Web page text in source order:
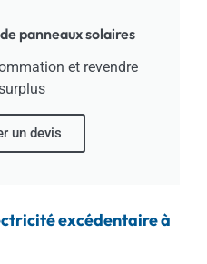
panneaux solaires
et revendre
un devis
excédentaire à